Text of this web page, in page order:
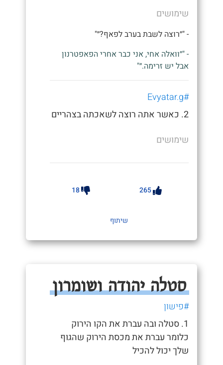
שימושים
- "״רוצה לשבת בערב לפאף?״"
- "״וואלה אחי, אני כבר אחרי הפאפטרנון
אבל יש זרימה.״"
#Evyatar.g
2. כאשר אתה רוצה לשאכתה בצהריים
שימושים
265
18
שיתוף
סטלה יהודה ושומרון
#פישון
1. סטלה ובה עברת את הקו הירוק
כלומר עברת את מכסת הירוק שהגוף
שלך יכול להכיל